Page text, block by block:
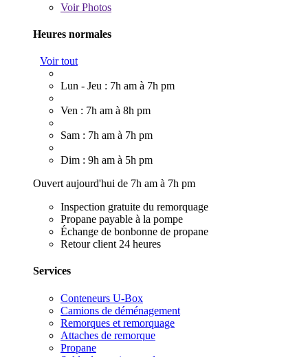
VoirPhotos
Heures normales
Voir tout
Lun - Jeu : 7h am à 7h pm
Ven : 7h am à 8h pm
Sam : 7h am à 7h pm
Dim : 9h am à 5h pm
Ouvert aujourd'hui de 7h am à 7h pm
Inspection gratuite du remorquage
Propane payable à la pompe
Échange de bonbonne de propane
Retour client 24 heures
Services
Conteneurs U-Box
Camions de déménagement
Remorques et remorquage
Attaches de remorque
Propane